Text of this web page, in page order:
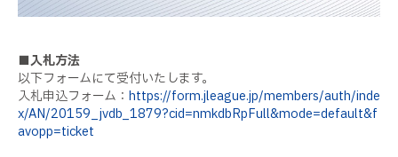
■入札方法
以下フォームにて受付いたします。
入札申込フォーム： https://form.jleague.jp/members/auth/inde
x/AN/20159_jvdb_1879?cid=nmkdbRpFull&mode=default&f
avopp=ticket